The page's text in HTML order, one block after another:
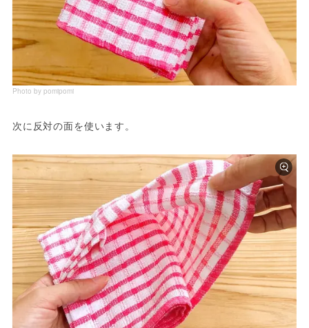
Photo by pomipomi
次に反対の面を使います。